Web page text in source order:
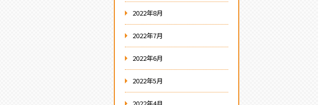
2022年8月
2022年7月
2022年6月
2022年5月